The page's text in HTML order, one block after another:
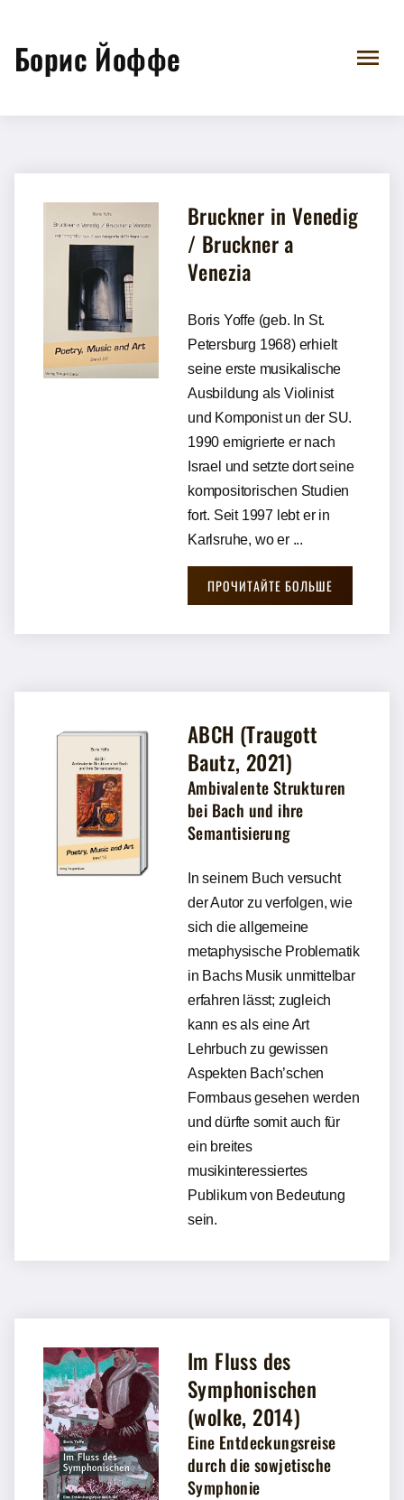
Борис Йоффе
Bruckner in Venedig
/ Bruckner a
Venezia
Boris Yoffe (geb. In St.
Petersburg 1968) erhielt
seine erste musikalische
Ausbildung als Violinist
und Komponist un der SU.
1990 emigrierte er nach
Israel und setzte dort seine
kompositorischen Studien
fort. Seit 1997 lebt er in
Karlsruhe, wo er ...
ПРОЧИТАЙТЕ БОЛЬШЕ
ABCH (Traugott
Bautz, 2021)
Ambivalente Strukturen
bei Bach und ihre
Semantisierung
In seinem Buch versucht
der Autor zu verfolgen, wie
sich die allgemeine
metaphysische Problematik
in Bachs Musik unmittelbar
erfahren lässt; zugleich
kann es als eine Art
Lehrbuch zu gewissen
Aspekten Bach’schen
Formbaus gesehen werden
und dürfte somit auch für
ein breites
musikinteressiertes
Publikum von Bedeutung
sein.
Im Fluss des
Symphonischen
(wolke, 2014)
Eine Entdeckungsreise
durch die sowjetische
Symphonie